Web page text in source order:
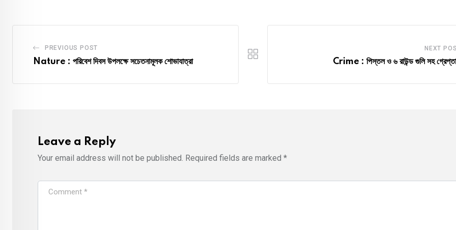
PREVIOUS POST
Nature : পরিবেশ দিবস উপলক্ষে সচেতনামূলক শোভাযাত্রা
NEXT
Crime : পিস্তল ও ৬ রাউন্ড গুলি সহ
Leave a Reply
Your email address will not be published. Required fields are marked *